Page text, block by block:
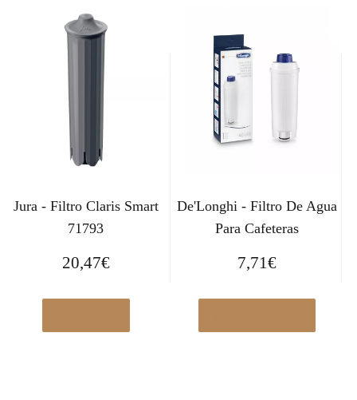
Jura - Filtro Claris Smart
71793
20,47€
De'Longhi - Filtro De Agua
Para Cafeteras
7,71€